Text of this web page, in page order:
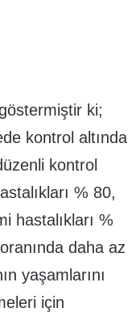
ki;
kontrol altında
kontrol
% 80,
hastalıkları %
daha az
yaşamlarını
için